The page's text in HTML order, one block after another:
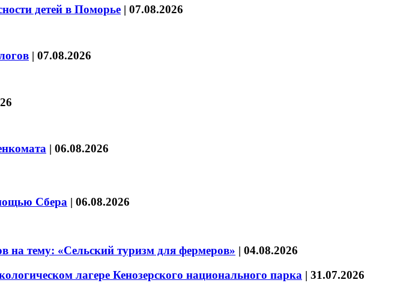
детей в Поморье | 07.08.2026
| 07.08.2026
| 06.08.2026
Сбера | 06.08.2026
на тему: «Сельский туризм для фермеров» | 04.08.2026
лагере Кенозерского национального парка | 31.07.2026